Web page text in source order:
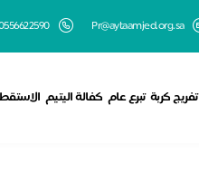
Pr@aytaamjed.org.sa
تفريج كربة تبرع عام كفالة اليتيم